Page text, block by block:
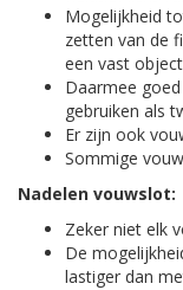
Mogelijkheid
zetten van de
een vast object
Daarmee
gebruiken als
Er zijn ook
Sommige
Nadelen vouwslot:
Zeker niet elk
De
lastiger dan